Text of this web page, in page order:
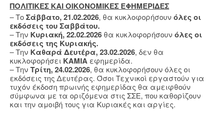
ΠΟΛΙΤΙΚΕΣ ΚΑΙ ΟΙΚΟΝΟΜΙΚΕΣ ΕΦΗΜΕΡΙΔΕΣ
– ΤοΣάββατο, 21.02.2026, θα κυκλοφορήσουν όλες οι
εκδόσεις του Σαββάτου.
– Την Κυριακή, 22.02.2026 θα κυκλοφορήσουν όλες οι
εκδόσεις της Κυριακής.
– Την Καθαρά Δευτέρα, 23.02.2026, δεν θα
κυκλοφορήσει ΚΑΜΙΑ εφημερίδα.
– Την Τρίτη, 24.02.2026, θα κυκλοφορήσουν όλες οι
εκδόσεις της Δευτέρας. Όσοι Τεχνικοί εργαστούν για
τυχόν έκδοση πρωινής εφημερίδας θα αμειφθούν
σύμφωνα με τα οριζόμενα στις ΣΣΕ, που καθορίζουν
και την αμοιβή τους για Κυριακές και αργίες.